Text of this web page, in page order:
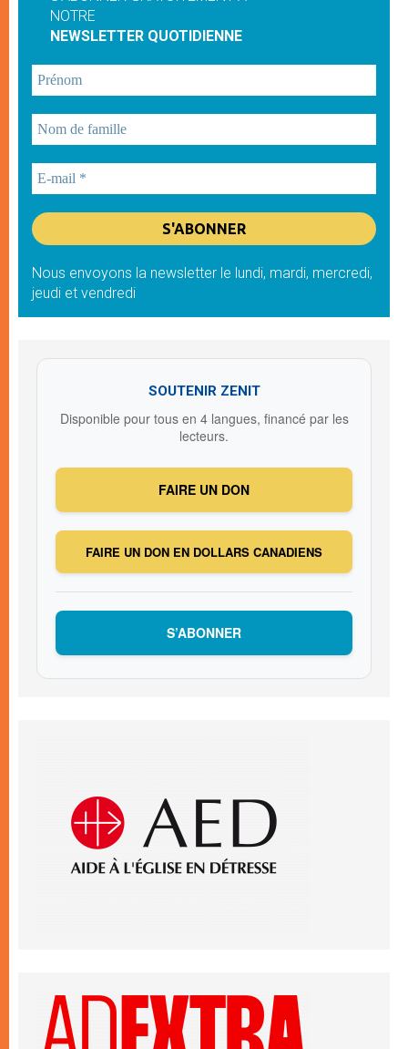
NOTRE
NEWSLETTER QUOTIDIENNE
Nous envoyons la newsletter le lundi, mardi, mercredi,
jeudi et vendredi
SOUTENIR ZENIT
Disponible pour tous en 4 langues, financé par les
lecteurs.
FAIRE UN DON
FAIRE UN DON EN DOLLARS CANADIENS
S’ABONNER